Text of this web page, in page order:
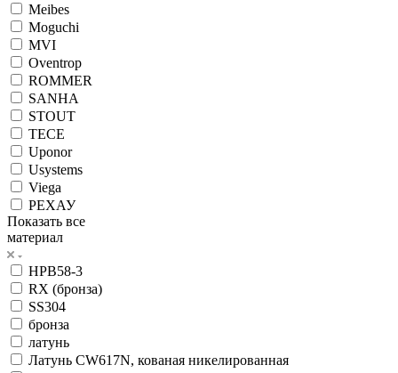
Meibes
Moguchi
MVI
Oventrop
ROMMER
SANHA
STOUT
TECE
Uponor
Usystems
Viega
РЕХАУ
Показать все
материал
HPB58-3
RX (бронза)
SS304
бронза
латунь
Латунь CW617N, кованая никелированная